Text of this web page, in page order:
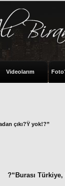
Videolarım
çıkı?Ÿ yok!?”
?“Burası Türkiye,